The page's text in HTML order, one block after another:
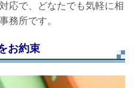
応で、どなたでも気軽に相
務所です。
お約束